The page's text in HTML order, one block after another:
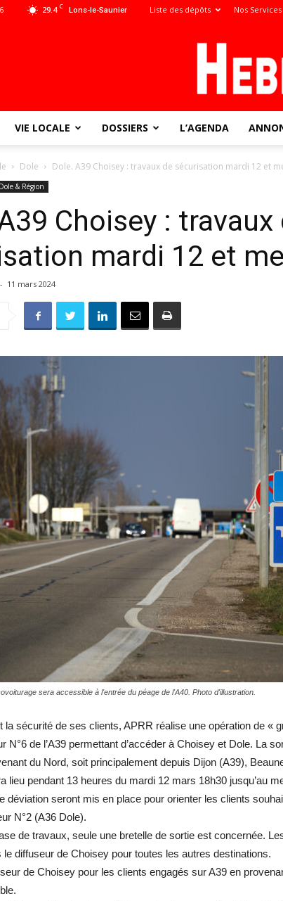
29.4 C Lons-le-Saunier Liste des dépôts Nos Services
VIE LOCALE DOSSIERS L’AGENDA
Dole Dole. A39 Choisey : travaux de sécurisation mardi 12 et
Dole & Région
Choisey : travaux
mardi 12 et
- 11 mars 2024
sera accessible à l'entrée du péage de l'A40. Photo d'illustration.
la sécurité de ses clients, APRR réalise une opération de «
N°6 de l’A39 permettant d’accéder à Choisey et Dole. La
du Nord, soit principalement depuis Dijon (A39),
lieu pendant 13 heures du mardi 12 mars 18h30 jusqu’au
déviation seront mis en place pour orienter les clients
N°2 (A36 Dole).
de travaux, seule une bretelle de sortie est concernée.
le diffuseur de Choisey pour toutes les autres destinations.
de Choisey pour les clients engagés sur A39 en